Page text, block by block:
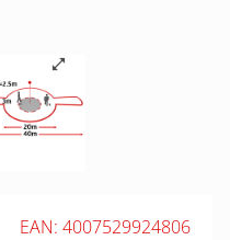
EAN: 4007529924806